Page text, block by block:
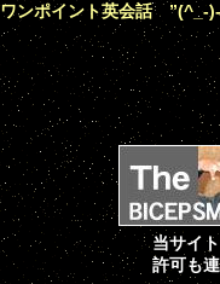
ワンポイント英会話 ”(^_-
当サイ
許可も